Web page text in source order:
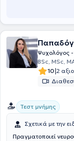
και .WAIS IV.
κέντρα.
Ψυχολόγος
BSc, MSc,
10|2
Τεστ μνήμης
Σχετικά με την
Πραγματοποιεί